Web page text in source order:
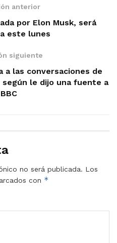
anterior
por Elon Musk, será
este lunes
siguiente
a las conversaciones de
según le dijo una fuente a
no será publicada. Los
con *